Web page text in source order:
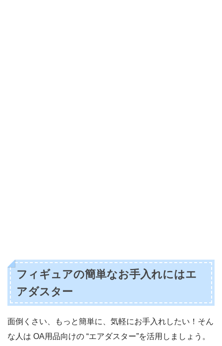
フィギュアの簡単なお手入れにはエ
アダスター
面倒くさい、もっと簡単に、気軽にお手入れしたい！そん
な人は OA用品向けの “エアダスター”を活用しましょう。